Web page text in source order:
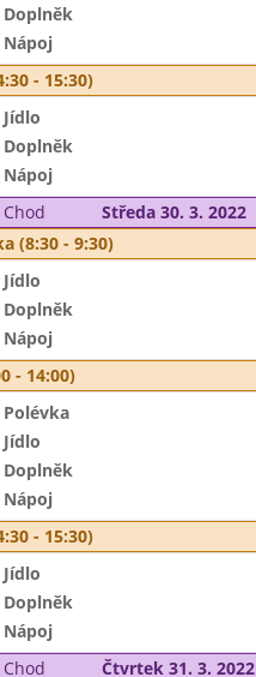
Doplněk
Nápoj
- 15:30)
Jídlo
Doplněk
Nápoj
Chod
Středa 30. 3. 2022
(8:30 - 9:30)
Jídlo
Doplněk
Nápoj
- 14:00)
Polévka
Jídlo
Doplněk
Nápoj
- 15:30)
Jídlo
Doplněk
Nápoj
Chod
Čtvrtek 31. 3. 2022